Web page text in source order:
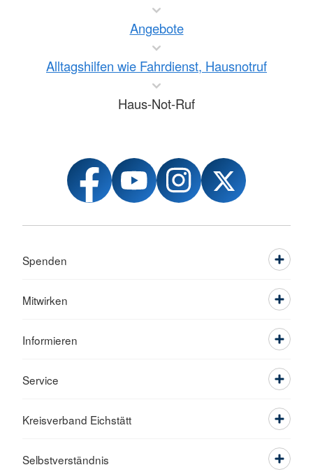
Angebote
Alltagshilfen wie Fahrdienst, Hausnotruf
Haus-Not-Ruf
Spenden
Mitwirken
Informieren
Service
Kreisverband Eichstätt
Selbstverständnis